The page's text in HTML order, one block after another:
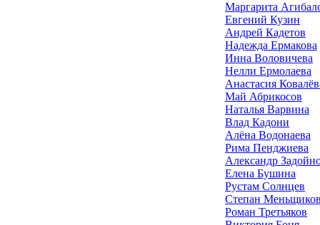
Маргарита
Евгений Кузин
Андрей Кадетов
Надежда Ермакова
Инна Воловичева
Нелли Ермолаева
Анастасия
Май Абрикосов
Наталья Варвина
Влад Кадони
Алёна Водонаева
Рима Пенджиева
Александр
Елена Бушина
Рустам Солнцев
Степан
Роман Третьяков